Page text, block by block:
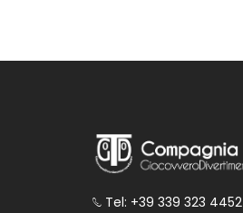
Tel: +39 339 323 4452